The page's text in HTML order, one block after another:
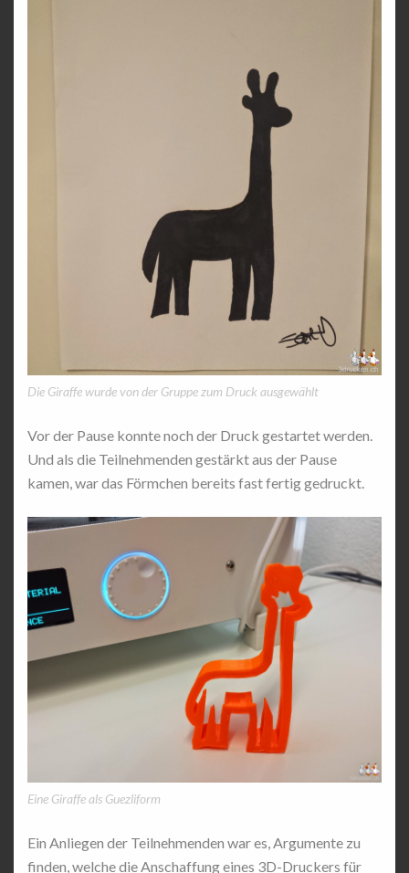
Die Giraffe wurde von der Gruppe zum Druck ausgewählt
Vor der Pause konnte noch der Druck gestartet werden.
Und als die Teilnehmenden gestärkt aus der Pause
kamen, war das Förmchen bereits fast fertig gedruckt.
Eine Giraffe als Guezliform
Ein Anliegen der Teilnehmenden war es, Argumente zu
finden, welche die Anschaffung eines 3D-Druckers für